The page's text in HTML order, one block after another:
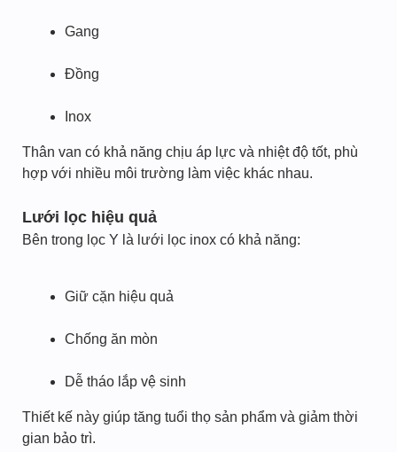
Gang
Đồng
Inox
Thân van có khả năng chịu áp lực và nhiệt độ tốt, phù
hợp với nhiều môi trường làm việc khác nhau.
Lưới lọc hiệu quả
Bên trong lọc Y là lưới lọc inox có khả năng:
Giữ cặn hiệu quả
Chống ăn mòn
Dễ tháo lắp vệ sinh
Thiết kế này giúp tăng tuổi thọ sản phẩm và giảm thời
gian bảo trì.